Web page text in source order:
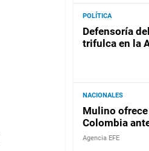
POLÍTICA
Defensoría
trifulca en la
NACIONALES
Mulino
Colombia
Agencia EFE